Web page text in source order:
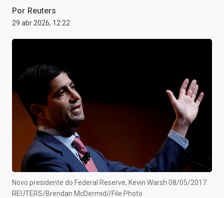
Anuncie
Últimas Notícias
Cotações
Comprar ou vender?
Carteiras Recomendadas
Central de Dividendos
Central de Fundos Imobiliários
Central dos IPOs
Por Reuters
29 abr 2026, 12:22
Novo presidente do Federal Reserve, Kevin Warsh 08/05/2017.
REUTERS/Brendan McDermid//File Photo